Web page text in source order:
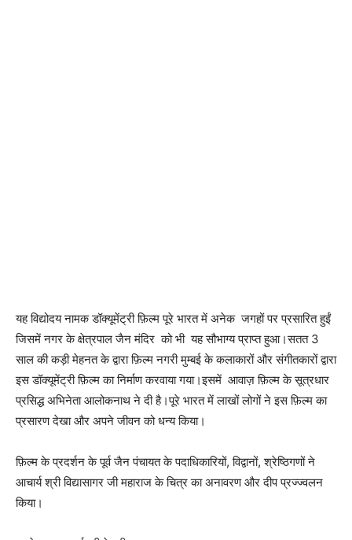
यह विद्योदय नामक डॉक्यूमेंट्री फ़िल्म पूरे भारत में अनेक जगहों पर प्रसारित हुईं
जिसमें नगर के क्षेत्रपाल जैन मंदिर को भी यह सौभाग्य प्राप्त हुआ।सतत 3
साल की कड़ी मेहनत के द्वारा फ़िल्म नगरी मुम्बई के कलाकारों और संगीतकारों द्वारा
इस डॉक्यूमेंट्री फ़िल्म का निर्माण करवाया गया।इसमें आवाज़ फ़िल्म के सूत्रधार
प्रसिद्ध अभिनेता आलोकनाथ ने दी है।पूरे भारत में लाखों लोगों ने इस फ़िल्म का
प्रसारण देखा और अपने जीवन को धन्य किया।
फ़िल्म के प्रदर्शन के पूर्व जैन पंचायत के पदाधिकारियों, विद्वानों, श्रेष्ठिगणों ने
आचार्य श्री विद्यासागर जी महाराज के चित्र का अनावरण और दीप प्रज्ज्वलन
किया।